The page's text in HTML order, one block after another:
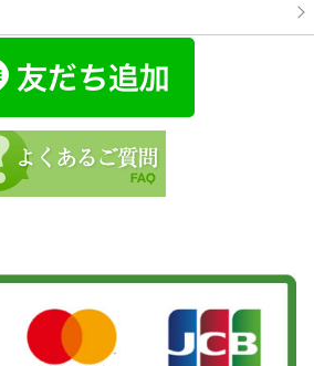
の基板修理をさせて頂きました！ありが
Switchの基板修理をさせて頂きました！あり
iPhoneSE3のナノナインガラスコーティング
とうございました！
Androidの液晶交換をさせて頂きました！あり
iPhone14のナノナインガラスコーティングを